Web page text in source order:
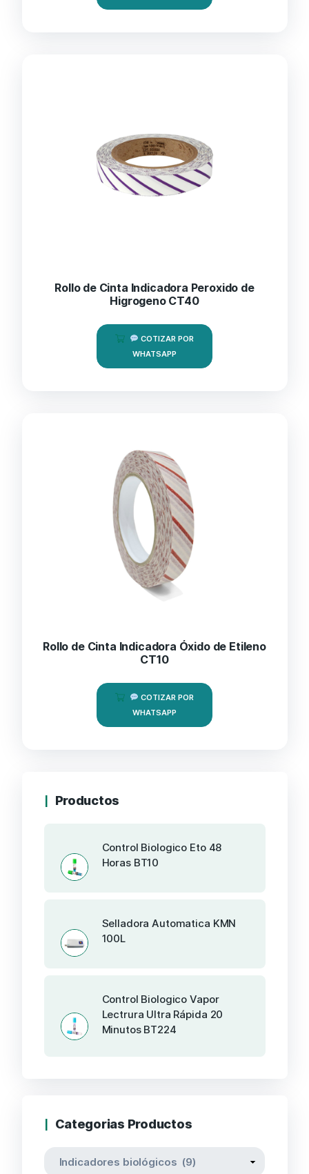
Rollo de Cinta Indicadora Peroxido de
Higrogeno CT40
COTIZAR POR
WHATSAPP
Rollo de Cinta Indicadora Óxido de Etileno
CT10
COTIZAR POR
WHATSAPP
Productos
Control Biologico Eto 48
Horas BT10
Selladora Automatica KMN
100L
Control Biologico Vapor
Lectrura Ultra Rápida 20
Minutos BT224
Categorias Productos